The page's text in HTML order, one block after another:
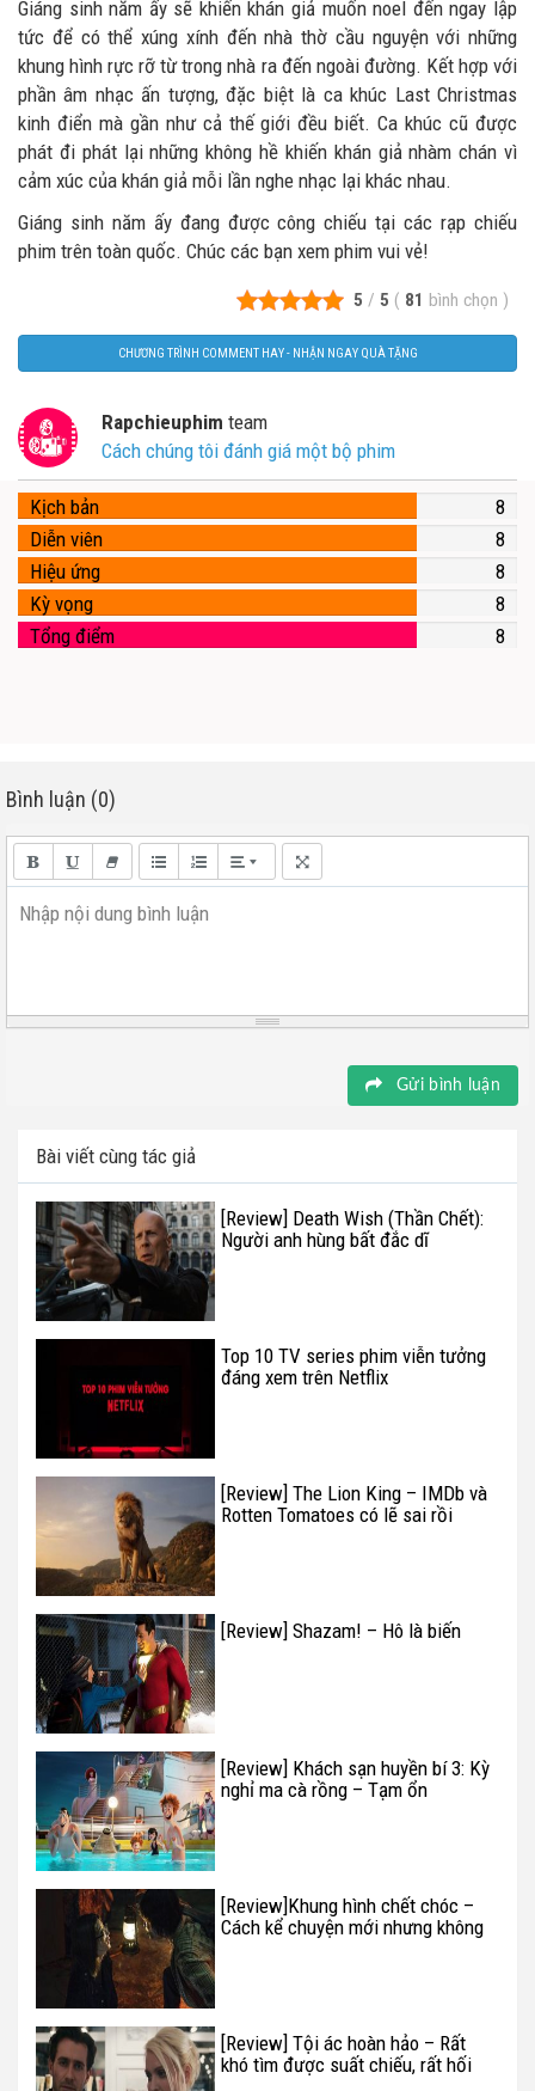
Giáng sinh năm ấy sẽ khiến khán giả muốn noel đến ngay lập
tức để có thể xúng xính đến nhà thờ cầu nguyện với những
khung hình rực rỡ từ trong nhà ra đến ngoài đường. Kết hợp với
phần âm nhạc ấn tượng, đặc biệt là ca khúc Last Christmas
kinh điển mà gần như cả thế giới đều biết. Ca khúc cũ được
phát đi phát lại những không hề khiến khán giả nhàm chán vì
cảm xúc của khán giả mỗi lần nghe nhạc lại khác nhau.
Giáng sinh năm ấy đang được công chiếu tại các rạp chiếu
phim trên toàn quốc. Chúc các bạn xem phim vui vẻ!
5 / 5 ( 81 bình chọn )
CHƯƠNG TRÌNH COMMENT HAY - NHẬN NGAY QUÀ TẶNG
Rapchieuphim team
Cách chúng tôi đánh giá một bộ phim
Kịch bản
8
Diễn viên
8
Hiệu ứng
8
Kỳ vọng
8
Tổng điểm
8
Bình luận (0)
Nhập nội dung bình luận
Gửi bình luận
Bài viết cùng tác giả
[Review] Death Wish (Thần Chết):
Người anh hùng bất đắc dĩ
Top 10 TV series phim viễn tưởng
đáng xem trên Netflix
[Review] The Lion King – IMDb và
Rotten Tomatoes có lẽ sai rồi
[Review] Shazam! – Hô là biến
[Review] Khách sạn huyền bí 3: Kỳ
nghỉ ma cà rồng – Tạm ổn
[Review]Khung hình chết chóc –
Cách kể chuyện mới nhưng không
[Review] Tội ác hoàn hảo – Rất
khó tìm được suất chiếu, rất hối